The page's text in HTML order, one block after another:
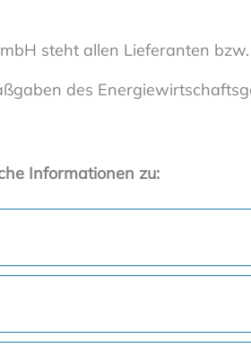
steht allen Lieferanten
des
Informationen zu: